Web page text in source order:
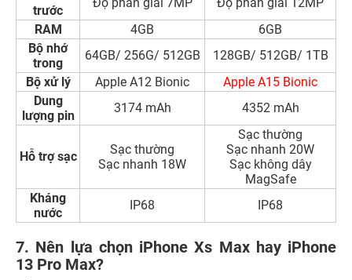
trước
Độ phân giải 7MP
Độ phân giải 12MP
RAM
4GB
6GB
Bộ nhớ
trong
64GB/ 256G/ 512GB
128GB/ 512GB/ 1TB
Bộ xử lý
Apple A12 Bionic
Apple A15 Bionic
Dung
lượng pin
3174 mAh 4352 mAh
Hỗ trợ sạc
Sạc thường
Sạc nhanh 18W
Sạc thường
Sạc nhanh 20W
Sạc không dây
MagSafe
Kháng
nước
IP68 IP68
7. Nên lựa chọn iPhone Xs Max hay iPhone
13 Pro Max?